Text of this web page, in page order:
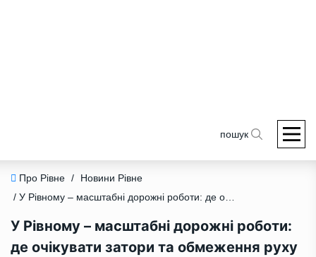
пошук
Про Рівне /
Новини Рівне
/ У Рівному – масштабні дорожні роботи: де очікувати затори та обмеження руху
У Рівному – масштабні дорожні роботи:
де очікувати затори та обмеження руху